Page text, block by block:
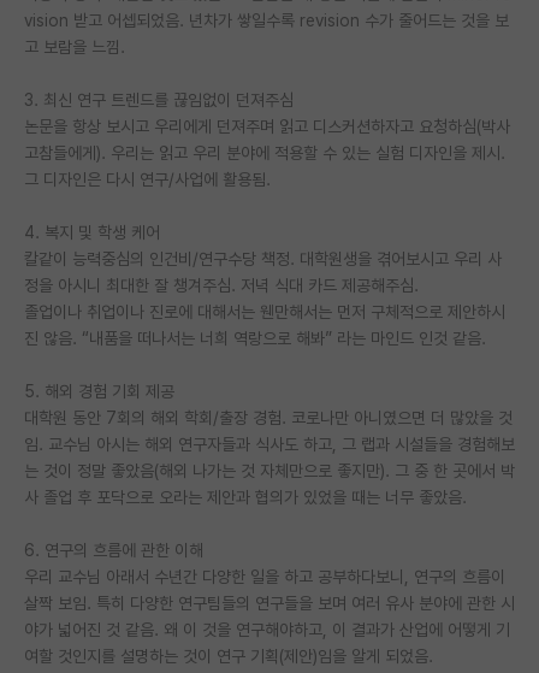
임용 후기 게시판
PI 전용 게시판
인문사회 계열 게시판
특수/전문대학원 게시판
장학금/장학생 게시판
학술 정보 게시판
홍보 게시판
커리어
유학교육
이벤트
재팬라운지 🌸
vision 받고 어셉되었음. 년차가 쌓일수록 revision 수가 줄어드는 것을 보
고 보람을 느낌.
3. 최신 연구 트렌드를 끊임없이 던져주심
논문을 항상 보시고 우리에게 던져주며 읽고 디스커션하자고 요청하심(박사
고참들에게). 우리는 읽고 우리 분야에 적용할 수 있는 실험 디자인을 제시.
그 디자인은 다시 연구/사업에 활용됨.
4. 복지 및 학생 케어
칼같이 능력중심의 인건비/연구수당 책정. 대학원생을 겪어보시고 우리 사
정을 아시니 최대한 잘 챙겨주심. 저녁 식대 카드 제공해주심.
졸업이나 취업이나 진로에 대해서는 웬만해서는 먼저 구체적으로 제안하시
진 않음. “내품을 떠나서는 너희 역랑으로 해봐” 라는 마인드 인것 같음.
5. 해외 경험 기회 제공
대학원 동안 7회의 해외 학회/출장 경험. 코로나만 아니였으면 더 많았을 것
임. 교수님 아시는 해외 연구자들과 식사도 하고, 그 랩과 시설들을 경험해보
는 것이 정말 좋았음(해외 나가는 것 자체만으로 좋지만). 그 중 한 곳에서 박
사 졸업 후 포닥으로 오라는 제안과 협의가 있었을 때는 너무 좋았음.
6. 연구의 흐름에 관한 이해
우리 교수님 아래서 수년간 다양한 일을 하고 공부하다보니, 연구의 흐름이
살짝 보임. 특히 다양한 연구팀들의 연구들을 보며 여러 유사 분야에 관한 시
야가 넓어진 것 같음. 왜 이 것을 연구해야하고, 이 결과가 산업에 어떻게 기
여할 것인지를 설명하는 것이 연구 기획(제안)임을 알게 되었음.